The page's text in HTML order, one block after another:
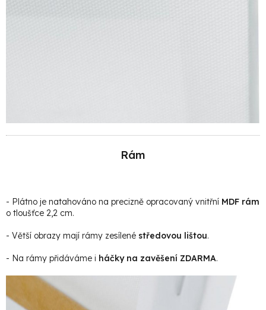
Rám
- Plátno je natahováno na precizně opracovaný vnitřní MDF rám
o tloušťce 2,2 cm.
- Větší obrazy mají rámy zesílené středovou lištou.
- Na rámy přidáváme i háčky na zavěšení ZDARMA.